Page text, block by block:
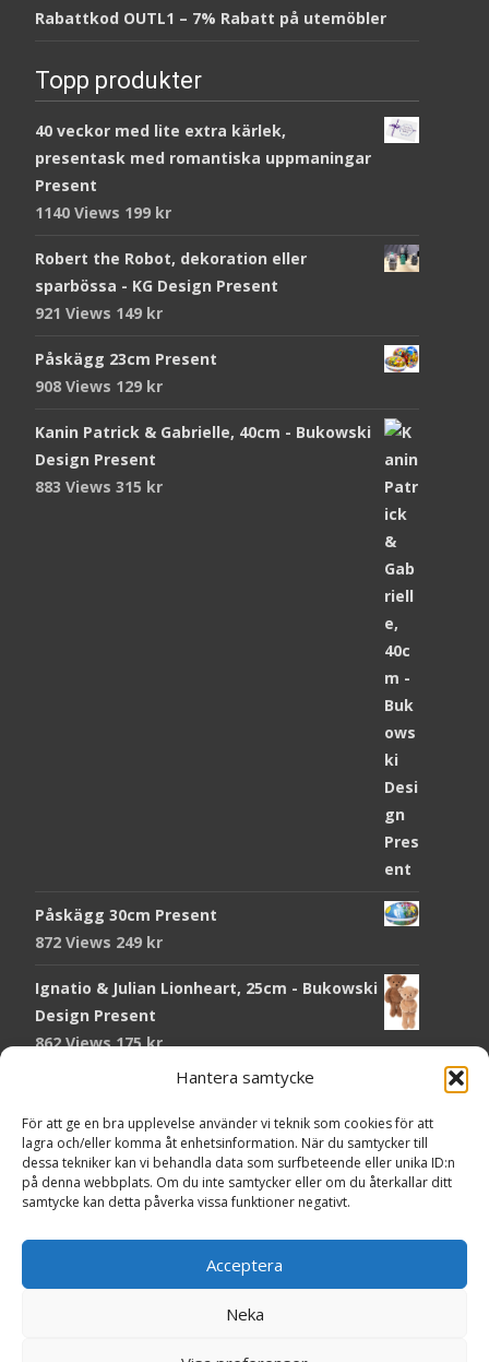
Hantera samtycke
För att ge en bra upplevelse använder vi teknik som cookies för att
lagra och/eller komma åt enhetsinformation. När du samtycker till
dessa tekniker kan vi behandla data som surfbeteende eller unika ID:n
på denna webbplats. Om du inte samtycker eller om du återkallar ditt
samtycke kan detta påverka vissa funktioner negativt.
Acceptera
Neka
Rabattkod OUTL1 – 7% Rabatt på utemöbler
Topp produkter
40 veckor med lite extra kärlek,
presentask med romantiska uppmaningar
Present
1140 Views 199 kr
Robert the Robot, dekoration eller
sparbössa - KG Design Present
921 Views 149 kr
Påskägg 23cm Present
908 Views 129 kr
Kanin Patrick & Gabrielle, 40cm - Bukowski
Design Present
883 Views 315 kr
Påskägg 30cm Present
872 Views 249 kr
Ignatio & Julian Lionheart, 25cm - Bukowski
Design Present
862 Views175kr
Chokladmynt Påskmotiv Present
819 Views25kr
Kort Påskhare, 8,5x11,5 cm Present
763 Views20kr
Tändsticksask I den enkla bor det vackra,
röd - Ernst Kirchsteiger Present
717 Views89kr
Powered by WordPress , Themei-craftby TemplatesNext.